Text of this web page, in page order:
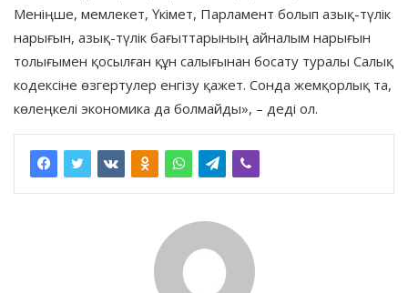
Меніңше, мемлекет, Үкімет, Парламент болып азық-түлік
нарығын, азық-түлік бағыттарының айналым нарығын
толығымен қосылған құн салығынан босату туралы Салық
кодексіне өзгертулер енгізу қажет. Сонда жемқорлық та,
көлеңкелі экономика да болмайды», – деді ол.